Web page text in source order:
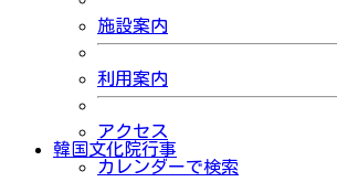
施設案内
利用案内
アクセス
韓国文化院行事
カレンダーで検索